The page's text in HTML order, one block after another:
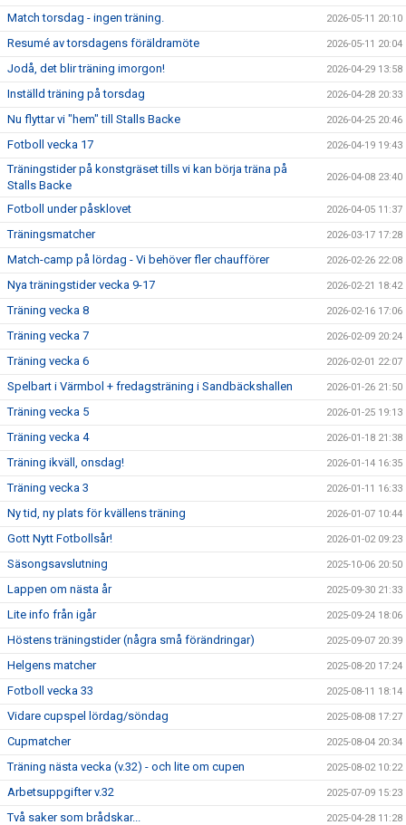
Match torsdag - ingen träning. 2026-05-11 20:10
Resumé av torsdagens föräldramöte 2026-05-11 20:04
Jodå, det blir träning imorgon! 2026-04-29 13:58
Inställd träning på torsdag 2026-04-28 20:33
Nu flyttar vi "hem" till Stalls Backe 2026-04-25 20:46
Fotboll vecka 17 2026-04-19 19:43
Träningstider på konstgräset tills vi kan börja träna på
Stalls Backe
2026-04-08 23:40
Fotboll under påsklovet 2026-04-05 11:37
Träningsmatcher 2026-03-17 17:28
Match-camp på lördag - Vi behöver fler chaufförer 2026-02-26 22:08
Nya träningstider vecka 9-17 2026-02-21 18:42
Träning vecka 8 2026-02-16 17:06
Träning vecka 7 2026-02-09 20:24
Träning vecka 6 2026-02-01 22:07
Spelbart i Värmbol + fredagsträning i Sandbäckshallen 2026-01-26 21:50
Träning vecka 5 2026-01-25 19:13
Träning vecka 4 2026-01-18 21:38
Träning ikväll, onsdag! 2026-01-14 16:35
Träning vecka 3 2026-01-11 16:33
Ny tid, ny plats för kvällens träning 2026-01-07 10:44
Gott Nytt Fotbollsår! 2026-01-02 09:23
Säsongsavslutning 2025-10-06 20:50
Lappen om nästa år 2025-09-30 21:33
Lite info från igår 2025-09-24 18:06
Höstens träningstider (några små förändringar) 2025-09-07 20:39
Helgens matcher 2025-08-20 17:24
Fotboll vecka 33 2025-08-11 18:14
Vidare cupspel lördag/söndag 2025-08-08 17:27
Cupmatcher 2025-08-04 20:34
Träning nästa vecka (v.32) - och lite om cupen 2025-08-02 10:22
Arbetsuppgifter v.32 2025-07-09 15:23
Två saker som brådskar... 2025-04-28 11:28